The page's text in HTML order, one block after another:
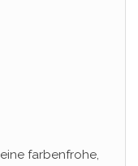
farbenfrohe,